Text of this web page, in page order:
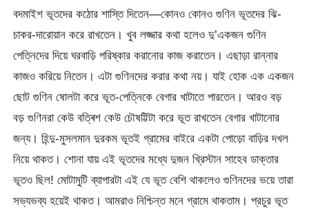
বদমাইশ ভূতদের কঠোর শাস্তি দিতেন—কোনও কোনও গুণিন ভূতদের ঝি-
চাকর-দারোয়ান করে রাখতেন। খুব লজ্জার কথা হলেও দু’একজন গুণিন
পেত্নিদের দিয়ে ঘরবাড়ি পরিষ্কার করানোর কাজ করাতেন। এছাড়া রান্নার
কাজও করিয়ে নিতেন। এটা গুণিনদের করার কথা নয়। যাই হোক এক একজন
ছোট গুণিন ষোলটা করে ভূত-পেত্নিকে বেগার খাটাতে পারতেন। আরও বড়
বড় গুণিনরা কেউ বত্ৰিশ কেউ চৌষট্টিটা করে ভূত রাখতেন বেগার খাটানোর
জন্য। হিন্দু-মুসলমান দুরকম ভূতই গ্রামের বাইরে একটা পোড়ো বাড়ির দখল
নিয়ে থাকত। শোনা যায় এই ভূতদের মধ্যে দুজন খ্রিস্টান সাহেব ডাক্তার
ভূতও ছিল! মোটামুটি ব্যাপারটা এই যে ভূত বেশি থাকলেও গুণিনদের ভয়ে তারা
সভ্যভব্য হয়েই থাকত। আমরাও নিশ্চিন্ত মনে গ্রামে থাকতাম। প্রচুর ভূত